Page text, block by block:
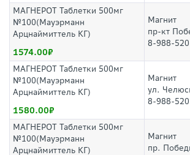
МАГНЕРОТ Таблетки 500мг
№100(Мауэрманн
Арцнаймиттель КГ)
1574.00
Магнит
пр-кт
8-988-
МАГНЕРОТ Таблетки 500мг
№100(Мауэрманн
Арцнаймиттель КГ)
1580.00
Магнит
ул.
8-988-
МАГНЕРОТ Таблетки 500мг
№100(Мауэрманн
Арцнаймиттель КГ)
Магнит
пр.